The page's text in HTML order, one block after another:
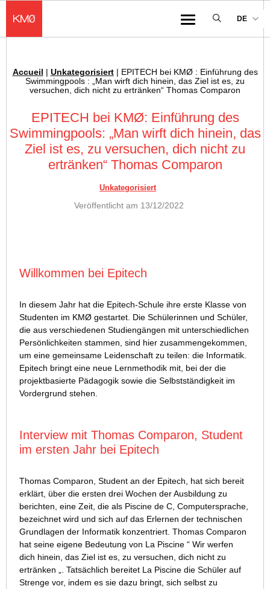
Menu
DE
Ariadnefaden :
Accueil | Unkategorisiert | EPITECH bei KMØ : Einführung des
Swimmingpools : „Man wirft dich hinein, das Ziel ist es, zu
versuchen, dich nicht zu ertränken“ Thomas Comparon
EPITECH bei KMØ: Einführung des
Swimmingpools: „Man wirft dich hinein, das
Ziel ist es, zu versuchen, dich nicht zu
ertränken“ Thomas Comparon
Unkategorisiert
Veröffentlicht am 13/12/2022
Willkommen bei Epitech
In diesem Jahr hat die Epitech-Schule ihre erste Klasse von
Studenten im KMØ gestartet. Die Schülerinnen und Schüler,
die aus verschiedenen Studiengängen mit unterschiedlichen
Persönlichkeiten stammen, sind hier zusammengekommen,
um eine gemeinsame Leidenschaft zu teilen: die Informatik.
Epitech bringt eine neue Lernmethodik mit, bei der die
projektbasierte Pädagogik sowie die Selbstständigkeit im
Vordergrund stehen.
Interview mit Thomas Comparon, Student
im ersten Jahr bei Epitech
Thomas Comparon, Student an der Epitech, hat sich bereit
erklärt, über die ersten drei Wochen der Ausbildung zu
berichten, eine Zeit, die als Piscine de C, Computersprache,
bezeichnet wird und sich auf das Erlernen der technischen
Grundlagen der Informatik konzentriert. Thomas Comparon
hat seine eigene Bedeutung von La Piscine “ Wir werfen
dich hinein, das Ziel ist es, zu versuchen, dich nicht zu
ertränken „. Tatsächlich bereitet La Piscine die Schüler auf
Strenge vor, indem es sie dazu bringt, sich selbst zu